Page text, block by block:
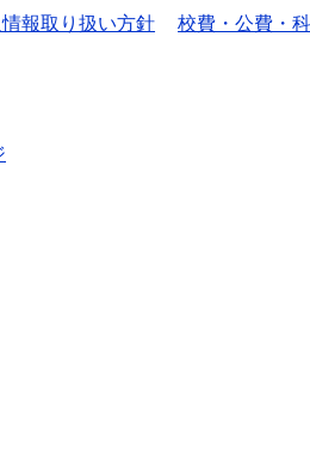
報取り扱い方針 校費・公費・